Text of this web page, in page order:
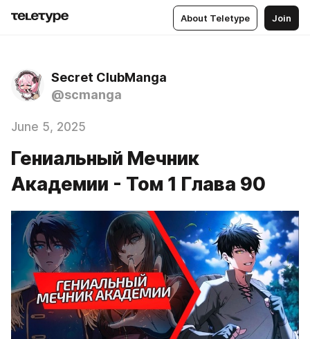
About Teletype Join
Secret ClubManga
@scmanga
June 5, 2025
Гениальный Мечник
Академии - Том 1 Глава 90